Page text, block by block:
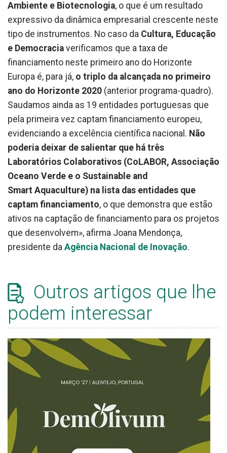
Ambiente e Biotecnologia, o que é um resultado
expressivo da dinâmica empresarial crescente neste
tipo de instrumentos. No caso da Cultura, Educação
e Democracia verificamos que a taxa de
financiamento neste primeiro ano do Horizonte
Europa é, para já, o triplo da alcançada no primeiro
ano do Horizonte 2020 (anterior programa-quadro).
Saudamos ainda as 19 entidades portuguesas que
pela primeira vez captam financiamento europeu,
evidenciando a excelência científica nacional. Não
poderia deixar de salientar que há três
Laboratórios Colaborativos (CoLABOR, Associação
Oceano Verde e o Sustainable and
Smart Aquaculture) na lista das entidades que
captam financiamento, o que demonstra que estão
ativos na captação de financiamento para os projetos
que desenvolvem», afirma Joana Mendonça,
presidente da Agência Nacional de Inovação.
Outros artigos que lhe
podem interessar